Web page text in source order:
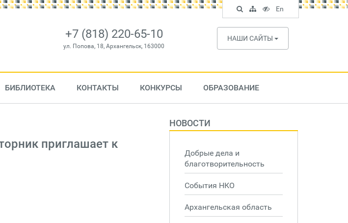
+7 (818) 220-65-10
ул. Попова, 18, Архангельск, 163000
НАШИ САЙТЫ
БИБЛИОТЕКА КОНТАКТЫ КОНКУРСЫ ОБРАЗОВАНИЕ
приглашает к
НОВОСТИ
Добрые дела и
благотворительность
События НКО
Архангельская область
Поиск
по
сайту
Карта
сайта
Версия
для
слабовидящих
En
English